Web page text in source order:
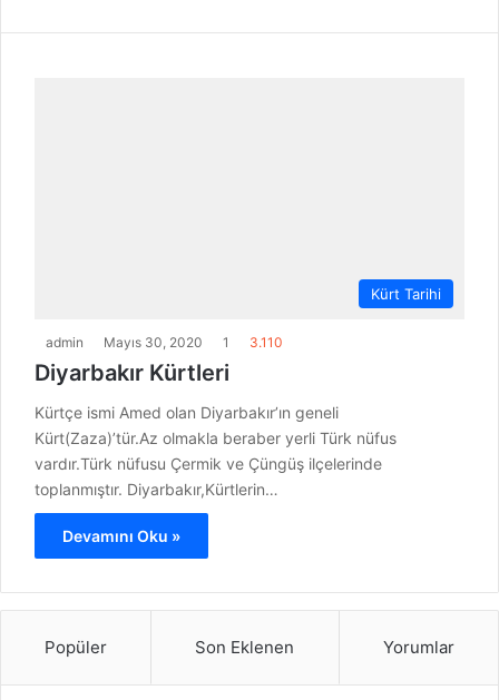
Kürt Tarihi
admin Mayıs 30, 2020 1 3.110
Diyarbakır Kürtleri
Kürtçe ismi Amed olan Diyarbakır’ın geneli
Kürt(Zaza)’tür.Az olmakla beraber yerli Türk nüfus
vardır.Türk nüfusu Çermik ve Çüngüş ilçelerinde
toplanmıştır. Diyarbakır,Kürtlerin…
Devamını Oku »
Popüler Son Eklenen Yorumlar